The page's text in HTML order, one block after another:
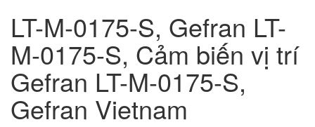
LT-M-0175-S, Gefran LT-
M-0175-S, Cảm biến vị trí
Gefran LT-M-0175-S,
Gefran Vietnam